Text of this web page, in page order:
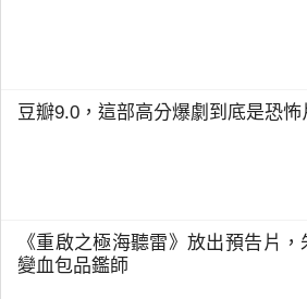
豆瓣9.0，這部高分爆劇到底是恐怖
《重啟之極海聽雷》放出預告片
變血包品鑑師